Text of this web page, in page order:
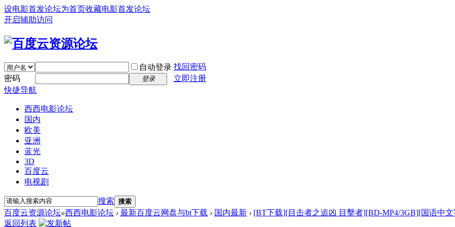
设电影首发论坛为首页收藏电影首发论坛
开启辅助访问
自动登录 找回密码
密码
登录
立即注册
快捷导航
西西电影论坛
国内
欧美
亚洲
蓝光
3D
百度云
电视剧
搜索 搜索
百度云资源论坛»西西电影论坛 › 最新百度云网盘与bt下载 › 国内最新 › [BT下载][目击者之追凶 目擊者][BD-MP4/3GB][国语中文
返回列表